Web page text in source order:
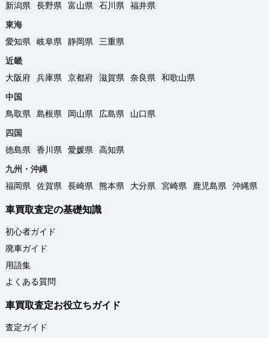
新潟県
長野県 富山県 石川県
福井県
東海
愛知県
岐阜県 静岡県
三重県
近畿
大阪府
兵庫県 京都府 滋賀県 奈良県
和歌山県
中国
鳥取県
島根県 岡山県 広島県
山口県
四国
徳島県
香川県 愛媛県
高知県
九州・沖縄
福岡県
佐賀県 長崎県 熊本県 大分県 宮崎県 鹿児島県 沖縄県
車買取査定の基礎知識
初心者ガイド
廃車ガイド
用語集
よくある質問
車買取査定お役立ちガイド
査定ガイド